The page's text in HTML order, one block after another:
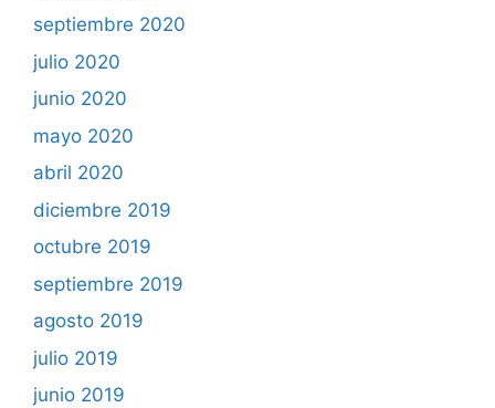
septiembre 2020
julio 2020
junio 2020
mayo 2020
abril 2020
diciembre 2019
octubre 2019
septiembre 2019
agosto 2019
julio 2019
junio 2019